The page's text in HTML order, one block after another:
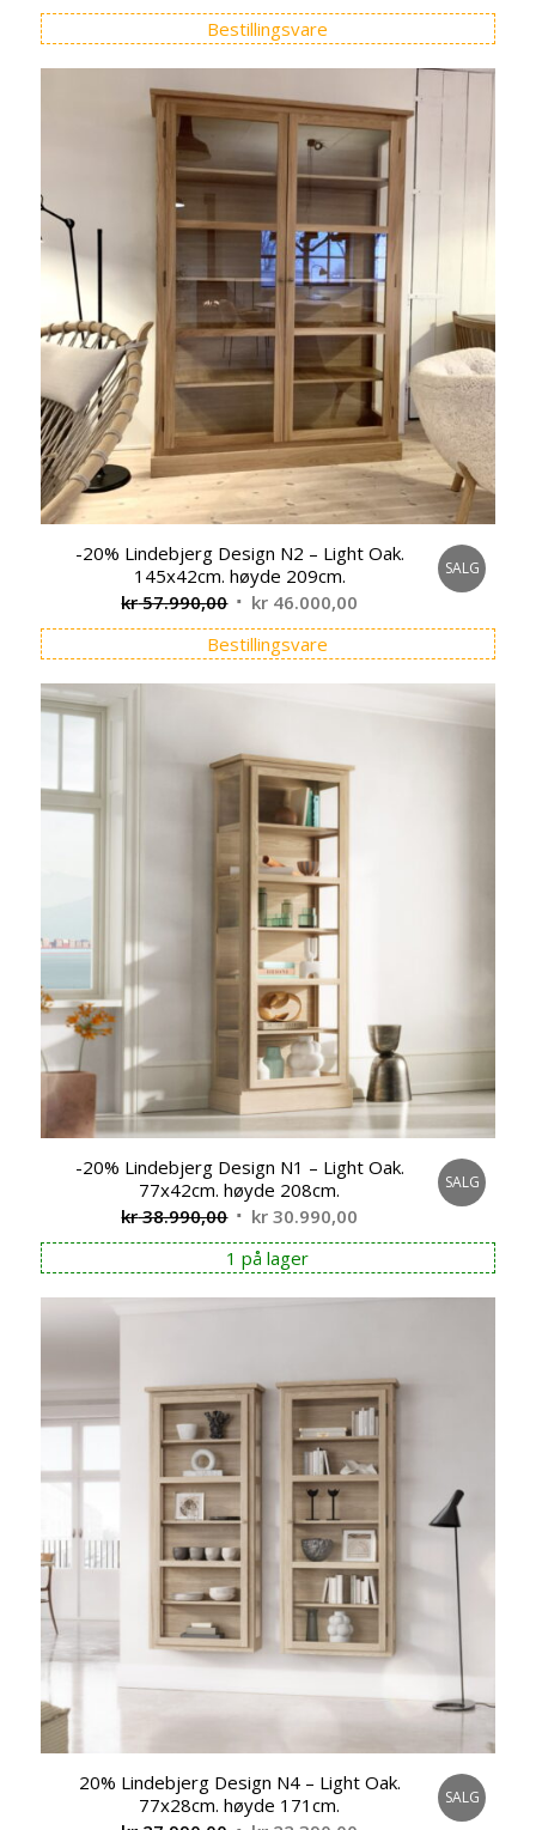
Bestillingsvare
-20% Lindebjerg Design N2 – Light Oak.
145x42cm. høyde 209cm.
kr57.990,00 Opprinnelig
pris
var:
kr 57.990,00.
kr 46.000,00 Nåværende
pris
er:
kr 46.000,00.
SALG
Bestillingsvare
-20% Lindebjerg Design N1 – Light Oak.
77x42cm. høyde 208cm.
kr38.990,00 Opprinnelig
pris
var:
kr 38.990,00.
kr 30.990,00
pris
er:
kr 30.990,00.
SALG
1 på lager
20% Lindebjerg Design N4 – Light Oak.
77x28cm. høyde 171cm.
SALG